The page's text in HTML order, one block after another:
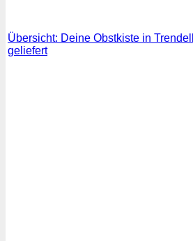
Übersicht: Deine Obstkiste in
geliefert